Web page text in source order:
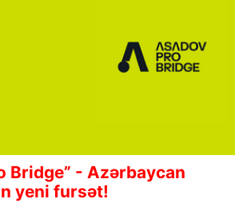
Bridge” - Azərbaycan
yeni fursət!